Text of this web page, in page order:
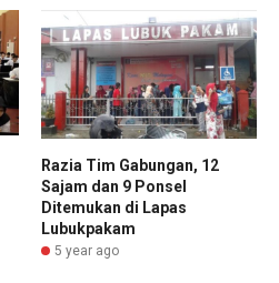
Razia Tim Gabungan, 12
Sajam dan 9 Ponsel
Ditemukan di Lapas
Lubukpakam
5 year ago